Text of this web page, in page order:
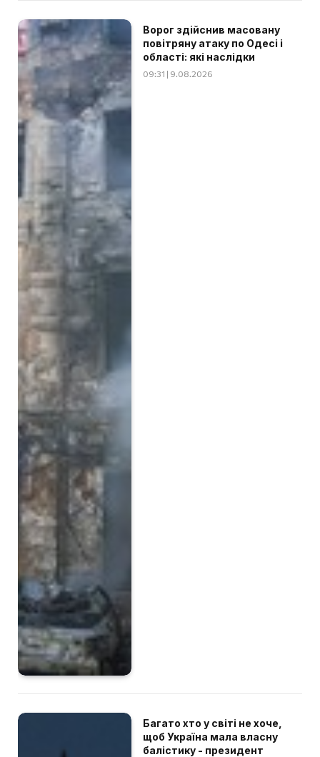
Ворог здійснив масовану
повітряну атаку по Одесі і
області: які наслідки
09:31 | 9.08.2026
Багато хто у світі не хоче,
щоб Україна мала власну
балістику - президент